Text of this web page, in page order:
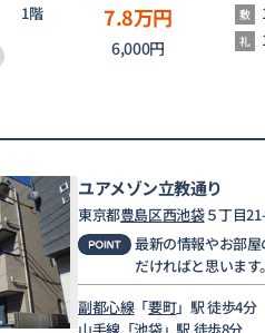
1階 7.8万円
6,000円
敷
礼
ユアメゾン立教通り
東京都豊島区西池袋５丁目
最新の情報やお部
だければと思います。
副都心線「要町」駅 徒歩4分